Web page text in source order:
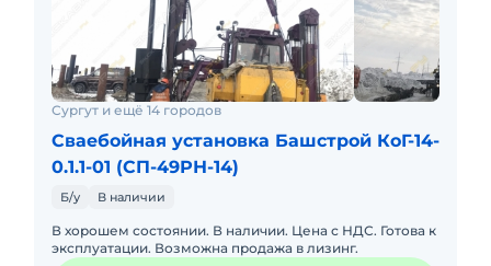
Сургут и ещё 14 городов
Сваебойная установка Башстрой КоГ-14-
0.1.1-01 (СП-49РН-14)
Б/у В наличии
В хорошем состоянии. В наличии. Цена с НДС. Готова к
эксплуатации. Возможна продажа в лизинг.